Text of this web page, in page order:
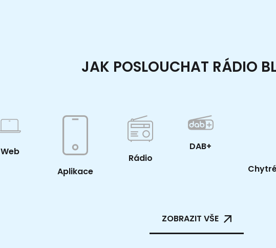
JAK POSLOUCHAT RÁDIO
Web
Aplikace
Rádio
DAB+
ZOBRAZIT VŠE